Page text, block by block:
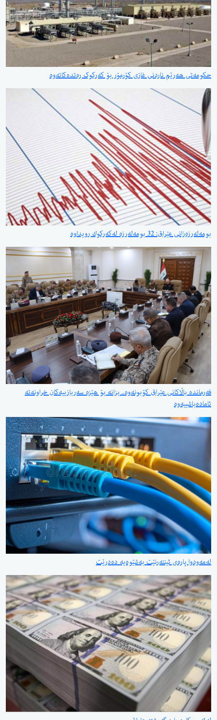
حکومەتی هەرێم ناردنی غازی کۆرمۆر بۆ کەرکوک رەتدەکاتەوە
بومەلەرزەزانی عێراق: 32 بومەلەرزە لەكەركوك رویداوە
فەرماندە باڵاکانی عێراق کۆبونەوە.. بزانە بۆ هێزە سەربازییەکان خراونەتە
ئامادەباشییەوە
لەمەودوا پارەی ئینتەرنێت بەشێوەیە دەدرێت